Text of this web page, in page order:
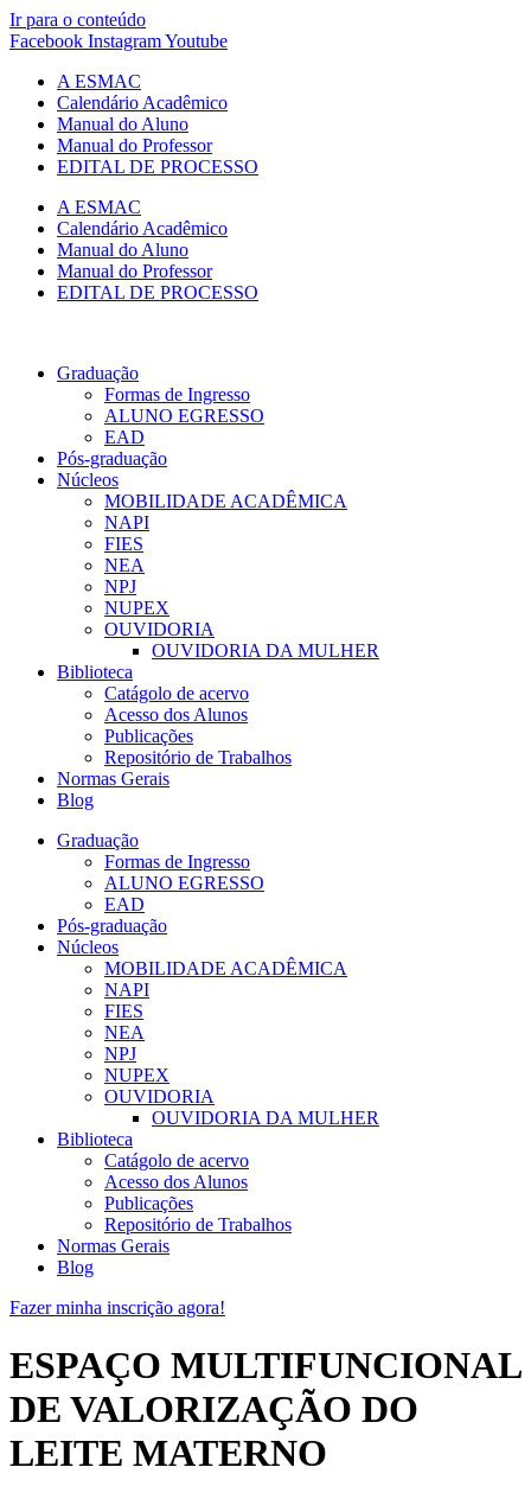
Ir para o conteúdo
Facebook InstagramYoutube
A ESMAC
Calendário Acadêmico
Manual do Aluno
Manual do Professor
EDITAL DE PROCESSO
A ESMAC
Calendário Acadêmico
Manual do Aluno
Manual do Professor
EDITAL DE PROCESSO
Graduação
Formas de Ingresso
ALUNO EGRESSO
EAD
Pós-graduação
Núcleos
MOBILIDADE ACADÊMICA
NAPI
FIES
NEA
NPJ
NUPEX
OUVIDORIA
OUVIDORIA DA MULHER
Biblioteca
Catágolo de acervo
Acesso dos Alunos
Publicações
Repositório de Trabalhos
Normas Gerais
Blog
Graduação
Formas de Ingresso
ALUNO EGRESSO
EAD
Pós-graduação
Núcleos
MOBILIDADE ACADÊMICA
NAPI
FIES
NEA
NPJ
NUPEX
OUVIDORIA
OUVIDORIA DA MULHER
Biblioteca
Catágolo de acervo
Acesso dos Alunos
Publicações
Repositório de Trabalhos
Normas Gerais
Blog
Fazer minha inscrição agora!
ESPAÇO MULTIFUNCIONAL
DE VALORIZAÇÃO DO
LEITE MATERNO